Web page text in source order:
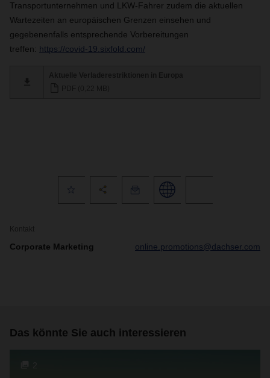
Transportunternehmen und LKW-Fahrer zudem die aktuellen
Wartezeiten an europäischen Grenzen einsehen und
gegebenenfalls entsprechende Vorbereitungen
treffen: https://covid-19.sixfold.com/
Kontakt
Corporate Marketing online.promotions@dachser.com
Das könnte Sie auch interessieren